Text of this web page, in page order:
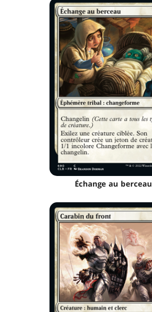
Échange au berceau